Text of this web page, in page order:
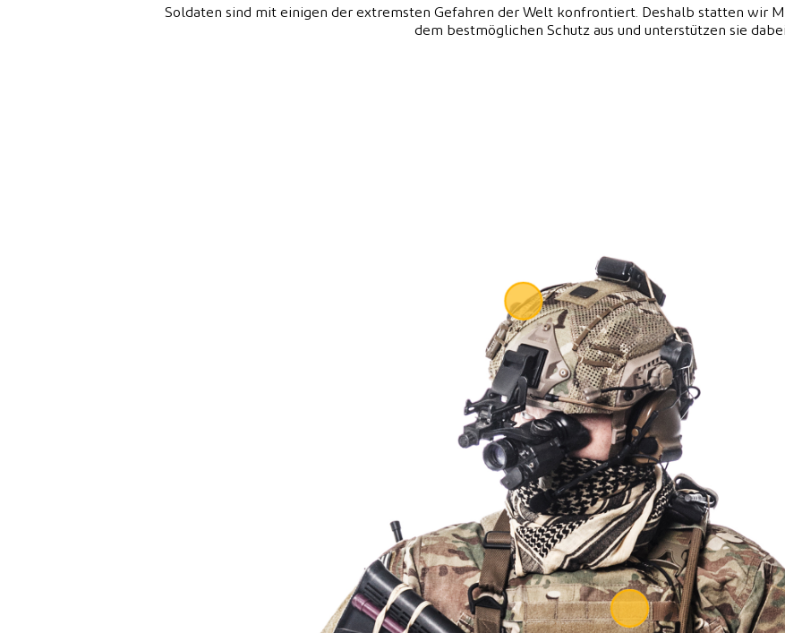
Soldaten sind mit einigen der extremsten Gefahren der Welt konfrontiert. Deshalb statten wir
dem bestmöglichen Schutz aus und unterstützen sie